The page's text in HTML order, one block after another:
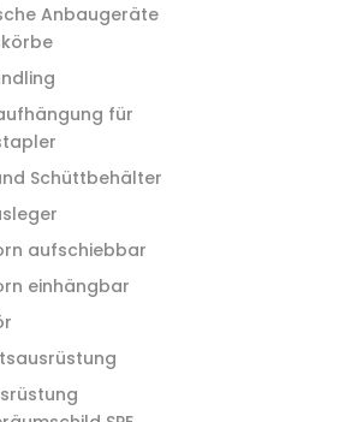
Anbaugeräte
für
Schüttbehälter
aufschiebbar
einhängbar